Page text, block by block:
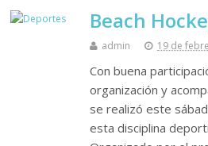
Beach
admin 19 de
Con buena
organización y
se realizó este
esta disciplina